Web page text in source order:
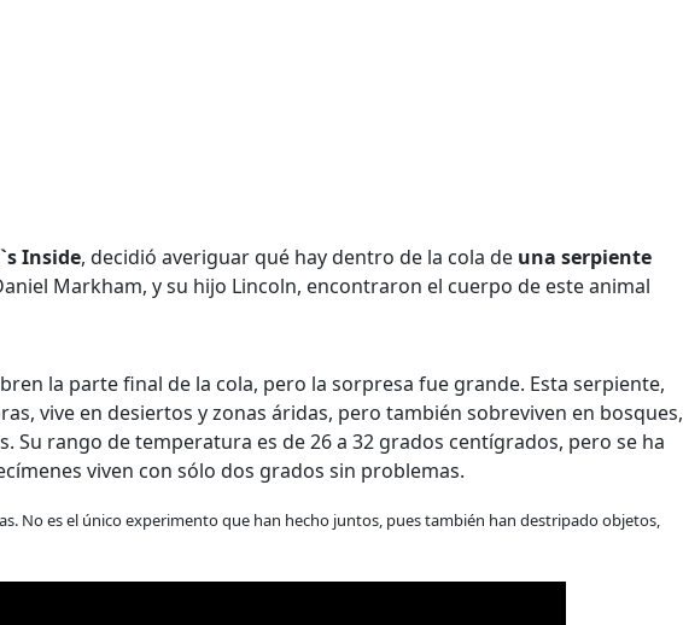
Inside, decidió averiguar qué hay dentro de la cola de una serpiente
Markham, y su hijo Lincoln, encontraron el cuerpo de este animal
la parte final de la cola, pero la sorpresa fue grande. Esta serpiente,
vive en desiertos y zonas áridas, pero también sobreviven en bosques,
Su rango de temperatura es de 26 a 32 grados centígrados, pero se ha
viven con sólo dos grados sin problemas.
No es el único experimento que han hecho juntos, pues también han destripado objetos,